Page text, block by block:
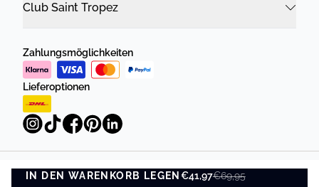
IN DEN WARENKORB LEGEN€41,97€69,95
IN DEN WARENKORB LEGEN
Club Saint Tropez
Zahlungsmöglichkeiten
Lieferoptionen
Datenschutzrichtlinie Geschäftsbedingungen